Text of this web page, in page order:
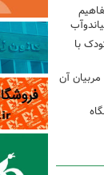
با
آن